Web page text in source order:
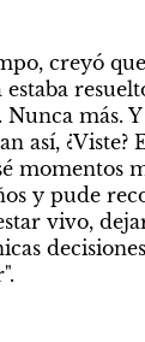
creyó
Nunca más.
así, ¿Viste?
momentos
y pude
vivo,